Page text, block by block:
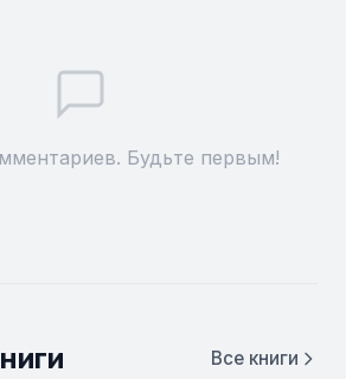
Будьте первым!
Все книги